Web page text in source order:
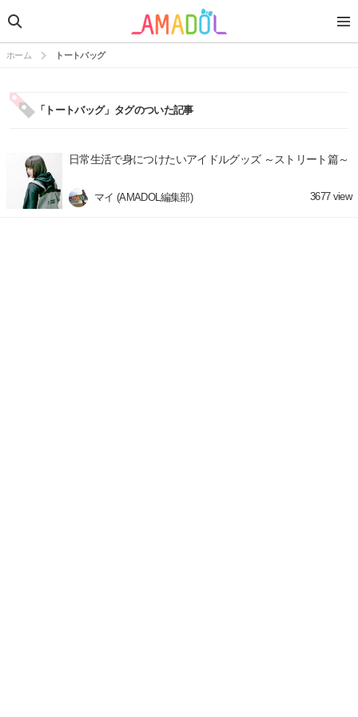
ホーム トートバッグ
「トートバッグ」タグのついた記事
日常生活で身につけたいアイドルグッズ ～ストリート篇～
マイ (AMADOL編集部) 3677view